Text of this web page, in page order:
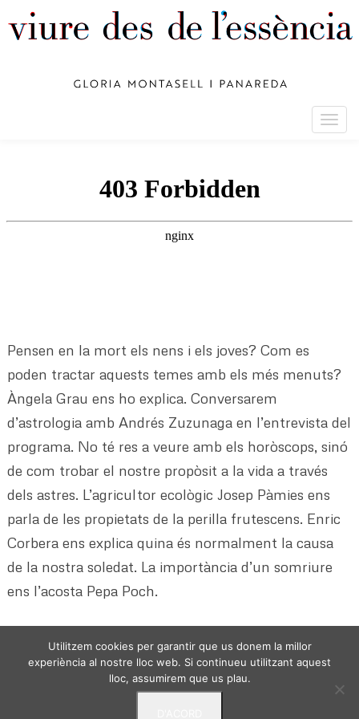
Pensen en la mort els nens i els joves? Com es
poden tractar aquests temes amb els més menuts?
Àngela Grau ens ho explica. Conversarem
d’astrologia amb Andrés Zuzunaga en l’entrevista del
programa. No té res a veure amb els horòscops, sinó
de com trobar el nostre propòsit a la vida a través
dels astres. L’agricultor ecològic Josep Pàmies ens
parla de les propietats de la perilla frutescens. Enric
Corbera ens explica quina és normalment la causa
de la nostra soledat. La importància d’un somriure
ens l’acosta Pepa Poch.
Utilitzem cookies per garantir que us donem la millor
experiència al nostre lloc web. Si continueu utilitzant aquest
lloc, assumirem que us plau.